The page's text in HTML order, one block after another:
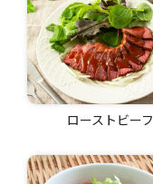
ローストビーフ